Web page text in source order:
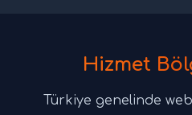
Hizmet
Türkiye genelinde